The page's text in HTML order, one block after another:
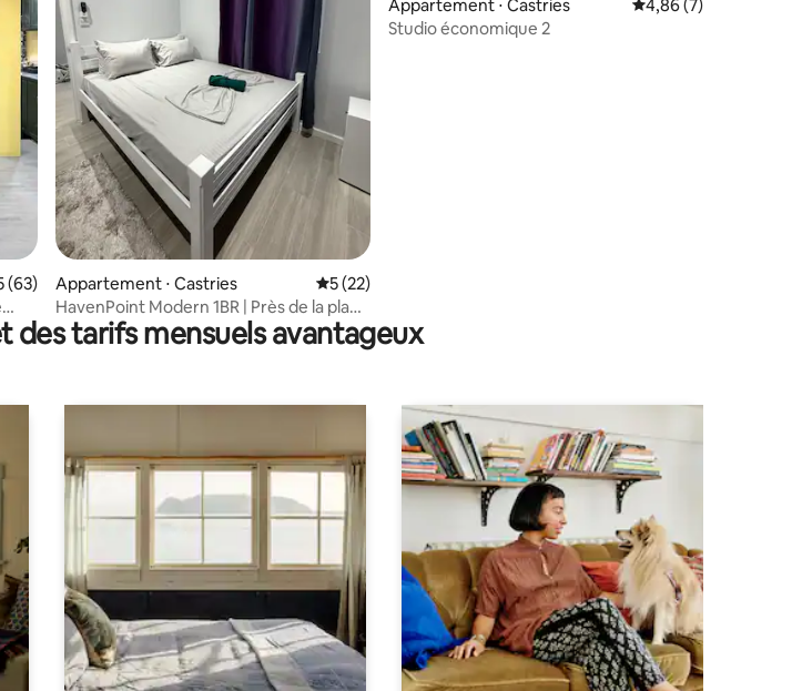
: 4,93 sur 5
moyenne sur la base de 63 commentaires : 5 sur 5
(63)
Appartement ⋅ Castries Évaluation moyenne sur la base de 22 commentaires : 5 sur 5
5 (22)
HavenPoint Modern 1BR | Près de la plage
et du restaurant
Appartement ⋅ Castries Évaluation moyenne
4,86 (7)
Studio économique 2
des tarifs mensuels avantageux